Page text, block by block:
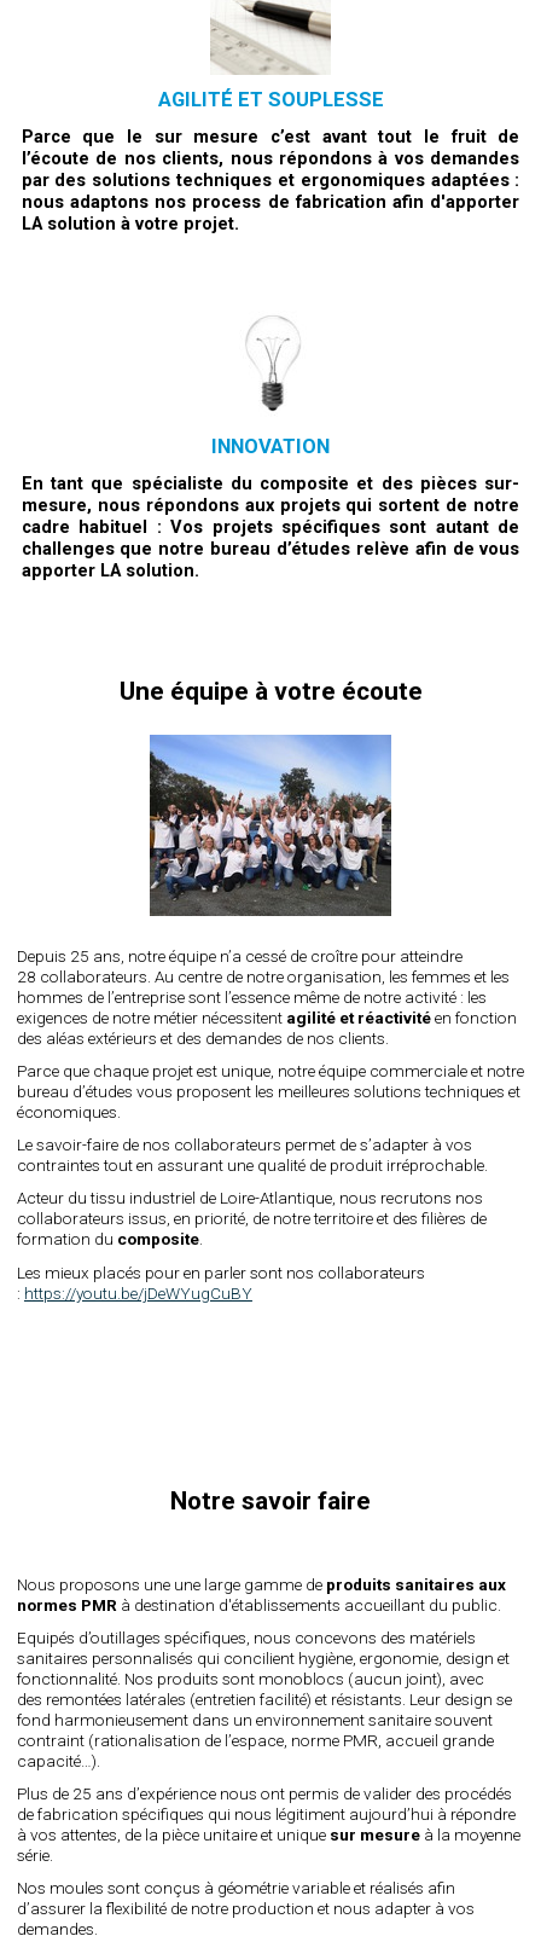
AGILITÉ ET SOUPLESSE
Parce que le sur mesure c’est avant tout le fruit de
l’écoute de nos clients, nous répondons à vos demandes
par des solutions techniques et ergonomiques adaptées :
nous adaptons nos process de fabrication afin d'apporter
LA solution à votre projet.
INNOVATION
En tant que spécialiste du composite et des pièces sur-
mesure, nous répondons aux projets qui sortent de notre
cadre habituel : Vos projets spécifiques sont autant de
challenges que notre bureau d’études relève afin de vous
apporter LA solution.
Une équipe à votre écoute
Depuis 25 ans, notre équipe n’a cessé de croître pour atteindre
28 collaborateurs. Au centre de notre organisation, les femmes et les
hommes de l’entreprise sont l’essence même de notre activité : les
exigences de notre métier nécessitent agilité et réactivitéen fonction
des aléas extérieurs et des demandes de nos clients.
Parce que chaque projet est unique, notre équipe commerciale et notre
bureau d’études vous proposent les meilleures solutions techniques et
économiques.
Le savoir-faire de nos collaborateurs permet de s’adapter à vos
contraintes tout en assurant une qualité de produit irréprochable.
Acteur du tissu industriel de Loire-Atlantique, nous recrutons nos
collaborateurs issus, en priorité, de notre territoire et des filières de
formation du composite.
Les mieux placés pour en parler sont nos collaborateurs
: https://youtu.be/jDeWYugCuBY
Notre savoir faire
Nous proposons une une large gamme de produits sanitaires aux
normes PMR à destination d'établissements accueillant du public.
Equipés d’outillages spécifiques, nous concevons des matériels
sanitaires personnalisés qui concilient hygiène, ergonomie, design et
fonctionnalité. Nos produits sont monoblocs (aucun joint), avec
des remontées latérales (entretien facilité) et résistants. Leur design se
fond harmonieusement dans un environnement sanitaire souvent
contraint (rationalisation de l’espace, norme PMR, accueil grande
capacité…).
Plus de 25 ans d’expérience nous ont permis de valider des procédés
de fabrication spécifiques qui nous légitiment aujourd’hui à répondre
à vos attentes, de la pièce unitaire et unique sur mesureà la moyenne
série.
Nos moules sont conçus à géométrie variable et réalisés afin
d’assurer la flexibilité de notre production et nous adapter à vos
demandes.